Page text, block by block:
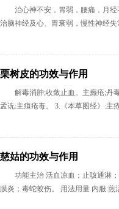
治心神不安，胃弱，腰痛，月
治脑神经及心、胃衰弱，慢性神经
栗树皮的功效与作用
解毒消肿;收敛止血。主癞疮;丹
孟诜:主疸疮毒。 3.《本草图经》:主
慈姑的功效与作用
功能主治 活血凉血；止咳通淋
膜炎；毒蛇蛟伤。 用法用量 内服:煎